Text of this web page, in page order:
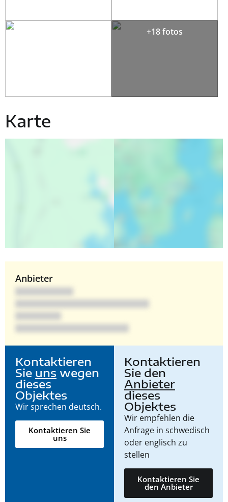
+18 fotos
Karte
Anbieter
Kontaktieren
Sie uns wegen
dieses
Objektes
Wir sprechen deutsch.
Kontaktieren Sie
uns
Kontaktieren
Sie den
Anbieter
dieses
Objektes
Wir empfehlen die
Anfrage in schwedisch
oder englisch zu
stellen
Kontaktieren Sie
den Anbieter